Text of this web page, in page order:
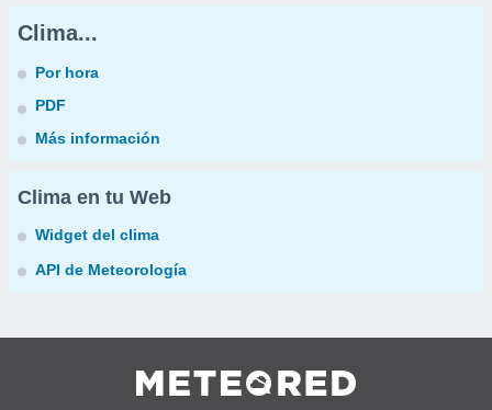
Clima...
Por hora
PDF
Más información
Clima en tu Web
Widget del clima
API de Meteorología